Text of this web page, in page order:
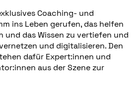
Coaching- und
ins Leben gerufen, das helfen
und das Wissen zu vertiefen und
und digitalisieren. Den
dafür Expert:innen und
aus der Szene zur